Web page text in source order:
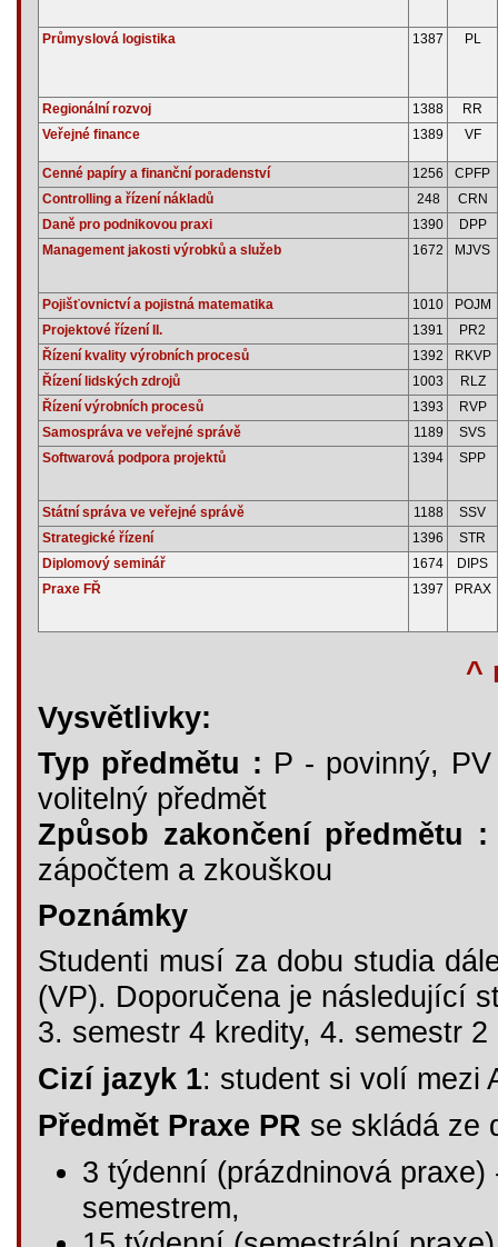
Průmyslová logistika 1387 PL
Regionální rozvoj 1388
RR
Veřejné finance
1389 VF
Cenné papíry a finanční poradenství 1256
CPFP
Controlling a řízení nákladů
248
CRN
Daně pro podnikovou praxi
1390
DPP
Management jakosti výrobků a služeb
1672 MJVS
Pojišťovnictví a pojistná matematika 1010
POJM
Projektové řízení II.
1391
PR2
Řízení kvality výrobních procesů
1392
RKVP
Řízení lidských zdrojů
1003
RLZ
Řízení výrobních procesů
1393
RVP
Samospráva ve veřejné správě
1189
SVS
Softwarová podpora projektů
1394 SPP
Státní správa ve veřejné správě 1188
SSV
Strategické řízení
1396
STR
Diplomový seminář
1674
DIPS
Praxe FŘ
1397 PRAX
^
Vysvětlivky:
Typ předmětu : P - povinný,
volitelný předmět
Způsob zakončení předmětu :
zápočtem a zkouškou
Poznámky
Studenti musí za dobu studia
(VP). Doporučena je následující
3. semestr 4 kredity, 4. semestr
Cizí jazyk 1: student si volí mezi
Předmět Praxe PR se skládá ze
3 týdenní (prázdninová
semestrem,